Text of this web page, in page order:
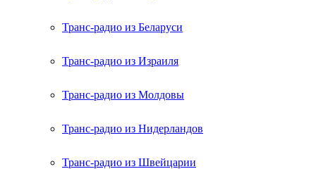
Транс-радио из Беларуси
Транс-радио из Израиля
Транс-радио из Молдовы
Транс-радио из Нидерландов
Транс-радио из Швейцарии